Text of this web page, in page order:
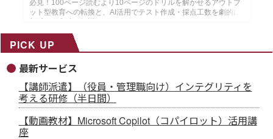
必見！100ページ読むより10ページのドリルを解かせるアウトプ
ット型教育への転換と、AI活用でテスト作成・採点工数を劇的に
PICK UP
最新サービス
【講師派遣】（役員・管理職向け）インテグリティを
考える研修（半日間）
【動画教材】Microsoft Copilot（コパイロット）活用講
座